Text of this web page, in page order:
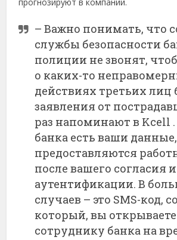
– Важно понимать, что
службы безопасности
полиции не звонят,
о каких-то
действиях третьих лиц
заявления от
раз напоминают в Kcell .
банка есть ваши
предоставляются
после вашего согласия и
аутентификации. В
случаев – это SMS-код,
который, вы открываете
сотруднику банка на